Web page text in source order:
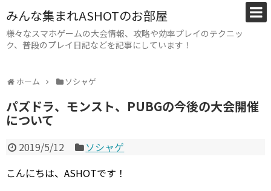
みんな集まれASHOTのお部屋
様々なスマホゲームの大会情報、攻略や効率プレイのテクニッ
ク、普段のプレイ日記などを記事にしています！
ホーム ソシャゲ
パズドラ、モンスト、PUBGの今後の大会開催
について
2019/5/12
ソシャゲ
こんにちは、ASHOTです！